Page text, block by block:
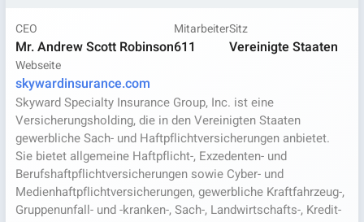
CEO
Mr. Andrew Scott Robinson
Mitarbeiter
611
Sitz
Vereinigte Staaten
Webseite
skywardinsurance.com
Skyward Specialty Insurance Group, Inc. ist eine
Versicherungsholding, die in den Vereinigten Staaten
gewerbliche Sach- und Haftpflichtversicherungen anbietet.
Sie bietet allgemeine Haftpflicht-, Exzedenten- und
Berufshaftpflichtversicherungen sowie Cyber- und
Medienhaftpflichtversicherungen, gewerbliche Kraftfahrzeug-,
Gruppenunfall- und -kranken-, Sach-, Landwirtschafts-, Kredit-